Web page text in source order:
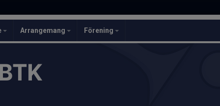
Arrangemang Förening